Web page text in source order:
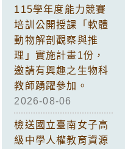
115學年度能力競賽
培訓公開授課「軟體
動物解剖觀察與推
理」實施計畫1份，
邀請有興趣之生物科
教師踴躍參加。
2026-08-06
檢送國立臺南女子高
級中學人權教育資源